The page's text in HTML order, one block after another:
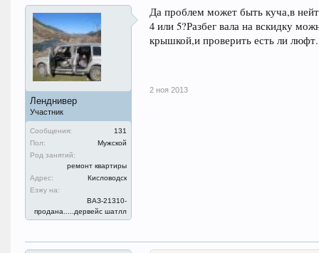
Ленднивер
Участник
Сообщения:
131
Пол:
Мужской
Род занятий:
ремонт квартиры
Адрес:
Кисловодск
Езжу на:
ВАЗ-21310-
продана.....дервейс шатлл
Да проблем может быть куча,в
4 или 5?Разбег вала на вскидку
крышкой,и проверить есть ли люфт.
2 ноя 2013